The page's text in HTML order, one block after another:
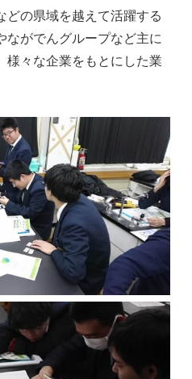
どの県域を越えて活躍する
ながでんグループなど主に
様々な企業をもとにした業